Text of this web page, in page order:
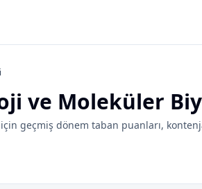
ve Moleküler
geçmiş dönem taban puanları,